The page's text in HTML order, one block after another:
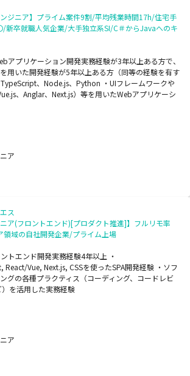
ンジニア】プライム案件9割/平均残業時間17h/住宅手
新卒就職人気企業/大手独立系SI/C＃からJavaへのキ
アプリケーション開発実務経験が3年以上ある方で、
用いた開発経験が5年以上ある方（同等の経験を有す
、Node.js、Python ・UIフレームワークや
、Anglar、Next.js）等を用いたWebアプリケーシ
ア
ス
ニア(フロントエンド)[プロダクト推進]】フルリモ率
域の自社開発企業/プライム上場
トエンド開発実務経験4年以上 ・
Vue, Next.js, CSSを使ったSPA開発経験 ・ソフ
グの各種プラクティス（コーディング、コードレビ
を活用した実務経験
ア